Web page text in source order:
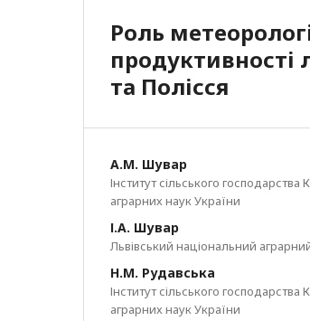
Роль
продуктивності
та Полісся
А.М. Шувар
Інститут сільського
аграрних наук України
І.А. Шувар
Львівський національний
Н.М. Рудавська
Інститут сільського
аграрних наук України